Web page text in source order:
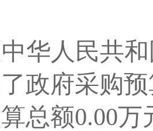
华人民共
政府采购
总额0.00万